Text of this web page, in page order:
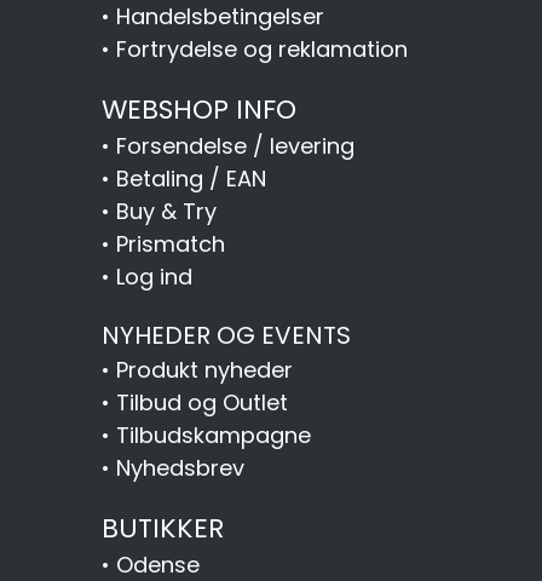
• Handelsbetingelser
• Fortrydelse og reklamation
WEBSHOP INFO
• Forsendelse / levering
• Betaling / EAN
• Buy & Try
• Prismatch
• Log ind
NYHEDER OG EVENTS
• Produkt nyheder
• Tilbud og Outlet
• Tilbudskampagne
• Nyhedsbrev
BUTIKKER
• Odense